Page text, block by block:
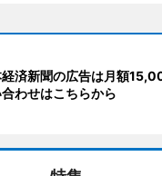
済新聞の広告は月額
わせはこちらから